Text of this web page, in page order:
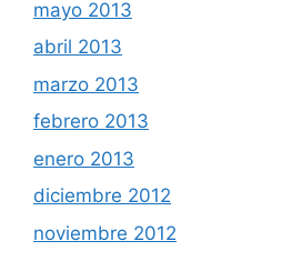
mayo 2013
abril 2013
marzo 2013
febrero 2013
enero 2013
diciembre 2012
noviembre 2012